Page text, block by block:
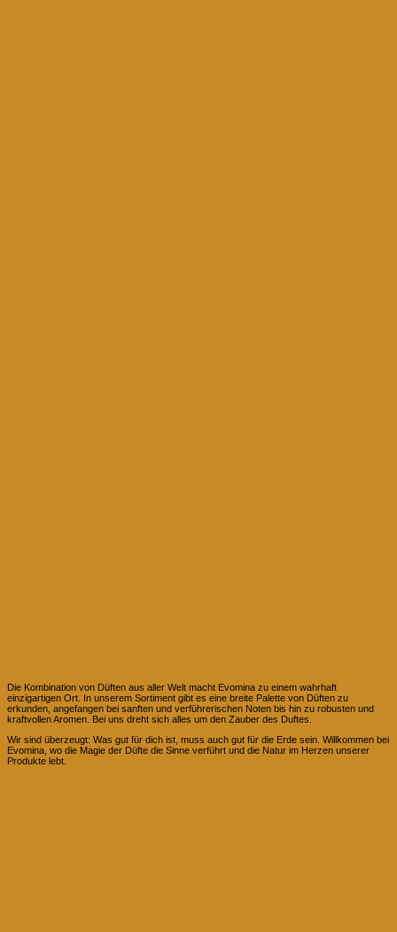
Die Kombination von Düften aus aller Welt macht Evomina zu einem wahrhaft
einzigartigen Ort. In unserem Sortiment gibt es eine breite Palette von Düften zu
erkunden, angefangen bei sanften und verführerischen Noten bis hin zu robusten und
kraftvollen Aromen. Bei uns dreht sich alles um den Zauber des Duftes.
Wir sind überzeugt: Was gut für dich ist, muss auch gut für die Erde sein. Willkommen bei
Evomina, wo die Magie der Düfte die Sinne verführt und die Natur im Herzen unserer
Produkte lebt.